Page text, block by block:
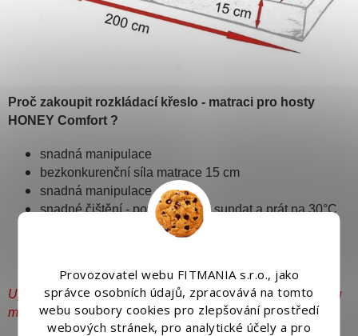
Provozovatel webu FITMANIA s.r.o., jako
správce osobních údajů, zpracovává na tomto
webu soubory cookies pro zlepšování prostředí
webových stránek, pro analytické účely a pro
Proč zakoupit rozkládací křeslo - matraci pro hosty
HONEY Comfort ?
snadná manipulace
bezkonkurenční síla matrace 15 cm
snadná manipulace
snadné čištění - potah lze celý sundat a prát na30°C
odolnost - je vyrobená z moderní tvarově stálé PUR
Upozorňujeme, že díky rozlišení monitoru se barva výrobku
může nepatrně lišit od obrázku.